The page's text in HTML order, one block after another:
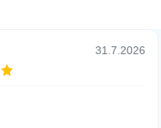
31.7.2026